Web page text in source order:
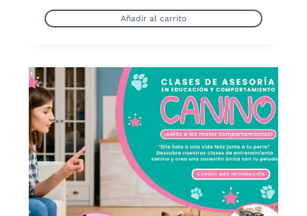
Añadir al carrito